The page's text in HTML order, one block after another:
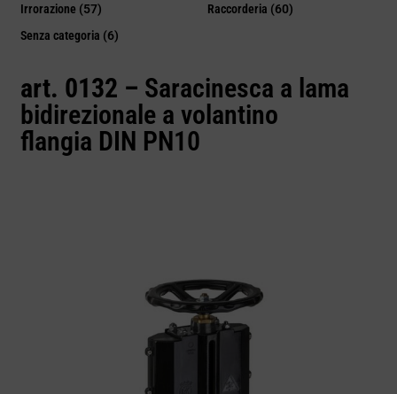
Irrorazione (57) Raccorderia (60)
Senza categoria (6)
art. 0132 – Saracinesca a lama
bidirezionale a volantino
flangia DIN PN10